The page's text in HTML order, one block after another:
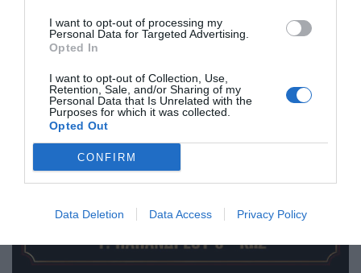
I want to opt-out of processing my
Personal Data for Targeted Advertising.
Opted In
I want to opt-out of Collection, Use,
Retention, Sale, and/or Sharing of my
Personal Data that Is Unrelated with the
Purposes for which it was collected.
Opted Out
CONFIRM
Data Deletion Data Access Privacy Policy